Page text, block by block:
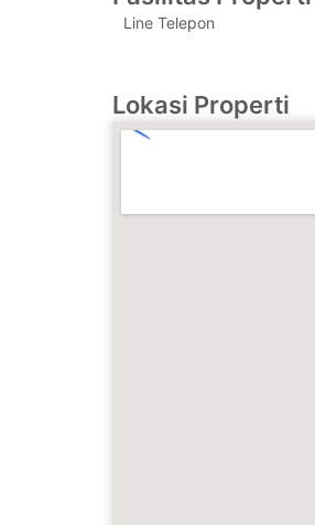
Line Telepon
Lokasi Properti